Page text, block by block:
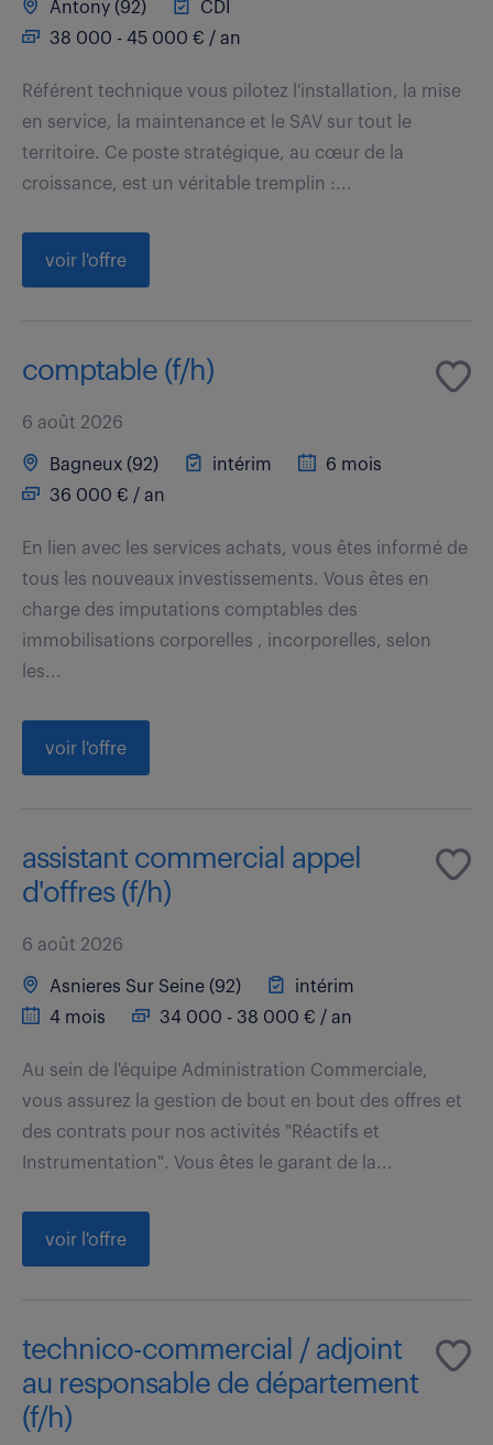
Antony (92)
CDI
38 000 - 45 000 € / an
Référent technique vous pilotez l'installation, la mise
en service, la maintenance et le SAV sur tout le
territoire. Ce poste stratégique, au cœur de la
croissance, est un véritable tremplin :...
voir l'offre
comptable (f/h)
6 août 2026
Bagneux (92) intérim
6 mois
36 000 € / an
En lien avec les services achats, vous êtes informé de
tous les nouveaux investissements. Vous êtes en
charge des imputations comptables des
immobilisations corporelles , incorporelles, selon
les...
voir l'offre
assistant commercial appel
d'offres (f/h)
6 août 2026
Asnieres Sur Seine (92)
intérim
4 mois
34 000 - 38 000 € / an
Au sein de l'équipe Administration Commerciale,
vous assurez la gestion de bout en bout des offres et
des contrats pour nos activités "Réactifs et
Instrumentation". Vous êtes le garant de la...
voir l'offre
technico-commercial / adjoint
au responsable de département
(f/h)